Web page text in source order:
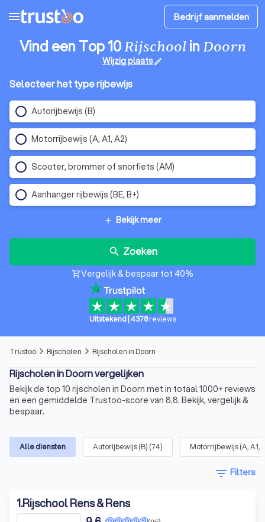
menu Bedrijf aanmelden
Vind een Top 10RijschoolinDoorn
Wijzig plaatsedit
Selecteer het type rijbewijs
Autorijbewijs (B)
Motorrijbewijs (A, A1, A2)
Scooter, brommer of snorfiets (AM)
Aanhanger rijbewijs (BE, B+)
add Bekijk meer
search Zoeken
shopping_cartVergelijk & bespaar tot 40%
Uitstekend| 4378 reviews
Trustoo arrow_forward_ios Rijscholen arrow_forward_ios Rijscholen in Doorn
Rijscholen in Doorn vergelijken
Bekijk de top 10 rijscholen in Doorn met in totaal 1000+ reviews
en een gemiddelde Trustoo-score van 8.8. Bekijk, vergelijk &
bespaar.
Alle diensten Autorijbewijs (B) (74) Motorrijbewijs (A, A1,
filter_list Filters
1.Rijschool Rens & Rens